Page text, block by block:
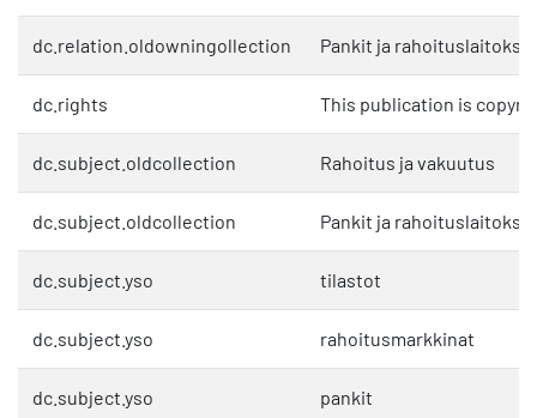
dc.relation.oldowningollection Pankit ja
dc.rights This publication is
dc.subject.oldcollection Rahoitus ja vakuutus
dc.subject.oldcollection Pankit ja
dc.subject.yso tilastot
dc.subject.yso rahoitusmarkkinat
dc.subject.yso pankit